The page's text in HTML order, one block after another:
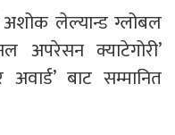
लेल्यान्ड ग्लोबल
अपरेसन क्याटेगोरी’
अवार्ड’ बाट सम्मानित